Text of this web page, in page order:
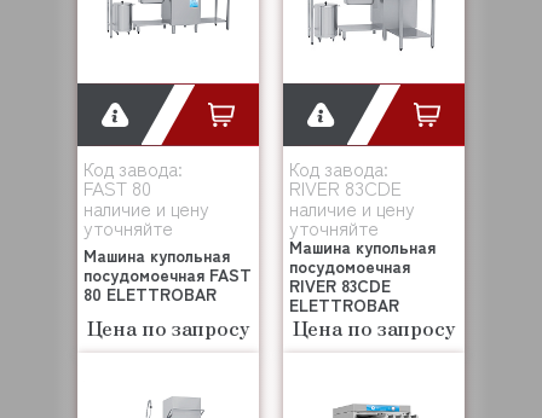
Код завода:
FAST 80
наличие и цену
уточняйте
Машина купольная
посудомоечная FAST
80 ELETTROBAR
Цена по запросу
Код завода:
RIVER 83CDE
наличие и цену
уточняйте
Машина купольная
посудомоечная
RIVER 83CDE
ELETTROBAR
Цена по запросу